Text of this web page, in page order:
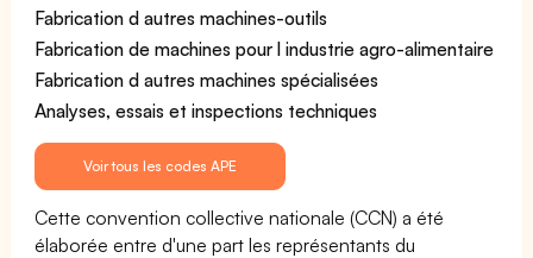
Fabrication d autres machines-outils
Fabrication de machines pour l industrie agro-alimentaire
Fabrication d autres machines spécialisées
Analyses, essais et inspections techniques
Voir tous les codes APE
Cette convention collective nationale (CCN) a été
élaborée entre d'une part les représentants du